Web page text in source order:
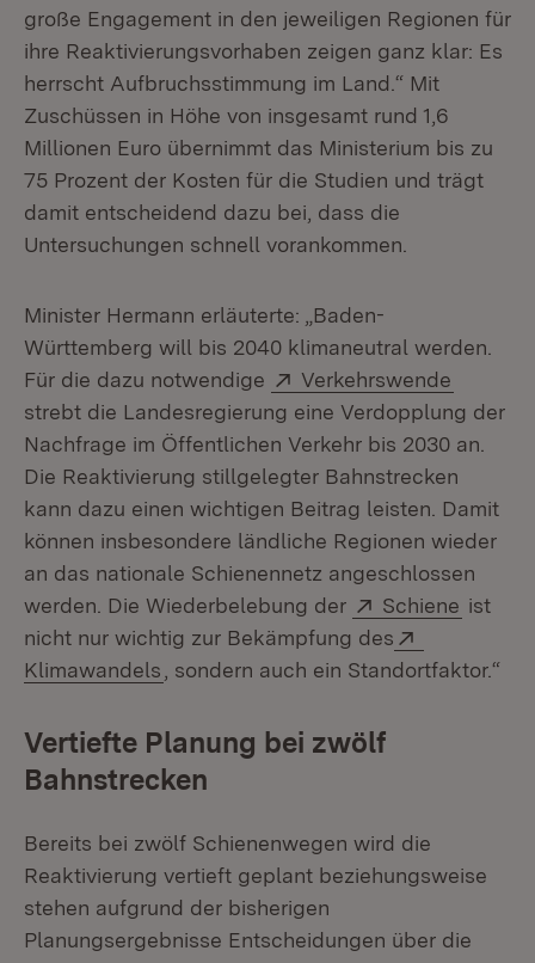
große Engagement in den jeweiligen Regionen für
ihre Reaktivierungsvorhaben zeigen ganz klar: Es
herrscht Aufbruchsstimmung im Land.“ Mit
Zuschüssen in Höhe von insgesamt rund 1,6
Millionen Euro übernimmt das Ministerium bis zu
75 Prozent der Kosten für die Studien und trägt
damit entscheidend dazu bei, dass die
Untersuchungen schnell vorankommen.
Minister Hermann erläuterte: „Baden-
Württemberg will bis 2040 klimaneutral werden.
Für die dazu notwendige
Extern:
Verkehrswende
strebt die Landesregierung eine Verdopplung der
Nachfrage im Öffentlichen Verkehr bis 2030 an.
Die Reaktivierung stillgelegter Bahnstrecken
kann dazu einen wichtigen Beitrag leisten. Damit
können insbesondere ländliche Regionen wieder
an das nationale Schienennetz angeschlossen
werden. Die Wiederbelebung der
Extern:
Schiene ist
nicht nur wichtig zur Bekämpfung des
Klimawandels (Öffnet in neuem Fenster)
, sondern auch ein Standortfaktor.“
Vertiefte Planung bei zwölf
Bahnstrecken
Bereits bei zwölf Schienenwegen wird die
Reaktivierung vertieft geplant beziehungsweise
stehen aufgrund der bisherigen
Planungsergebnisse Entscheidungen über die